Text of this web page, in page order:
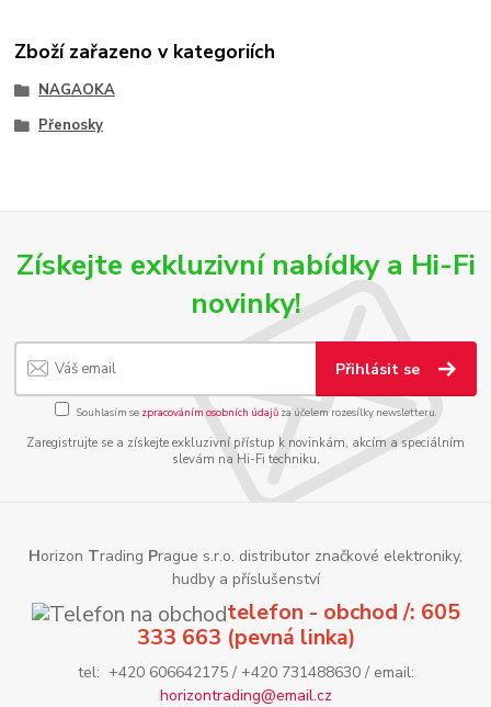
Zboží zařazeno v kategoriích
NAGAOKA
Přenosky
Získejte exkluzivní nabídky a Hi-Fi
novinky!
Přihlásit se
Souhlasím se zpracováním osobních údajůza účelem rozesílky newsletteru.
Zaregistrujte se a získejte exkluzivní přístup k novinkám, akcím a speciálním
slevám na Hi-Fi techniku.
Horizon Trading Prague s.r.o. distributor značkové elektroniky,
hudby a příslušenství
telefon - obchod /: 605
333 663 (pevná linka)
tel: +420 606642175 / +420 731488630 / email:
horizontrading@email.cz